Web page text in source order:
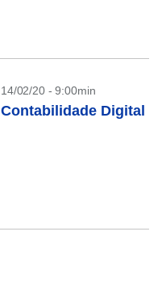
14/02/20 - 9:00min
Contabilidade Digital